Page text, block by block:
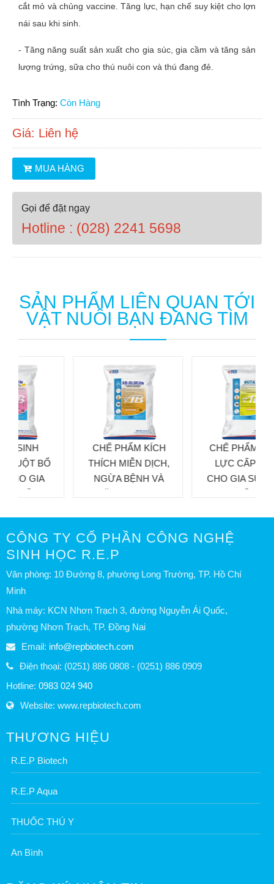
cắt mỏ và chủng vaccine. Tăng lực, hạn chế suy kiệt cho lợn
nái sau khi sinh.
- Tăng năng suất sản xuất cho gia súc, gia cầm và tăng sản
lượng trứng, sữa cho thú nuôi con và thú đang đẻ.
Tình Trạng: Còn Hàng
Giá: Liên hệ
MUA HÀNG
Gọi để đặt ngay
Hotline : (028) 2241 5698
SẢN PHẨM LIÊN QUAN TỚI
VẬT NUÔI BẠN ĐANG TÌM
CHẾ PHẨM KÍCH
THÍCH MIỄN DỊCH,
NGỪA BỆNH VÀ
CHẾ PHẨM TĂNG
LỰC CẤP THỜI
CHO GIA SÚC, GIA
CÔNG TY CỔ PHẦN CÔNG NGHỆ
SINH HỌC R.E.P
Văn phòng: 10 Đường 8, phường Long Trường, TP. Hồ Chí
Minh
Nhà máy: KCN Nhơn Trạch 3, đường Nguyễn Ái Quốc,
phường Nhơn Trạch, TP. Đồng Nai
Email: info@repbiotech.com
Điện thoại: (0251) 886 0808 - (0251) 886 0909
Hotline: 0983 024 940
Website: www.repbiotech.com
THƯƠNG HIỆU
R.E.P Biotech
R.E.P Aqua
THUỐC THÚ Y
An Bình